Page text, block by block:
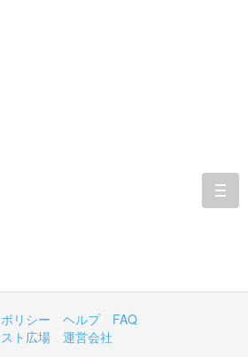
リシー ヘルプ
FAQ
ト広場
運営会社